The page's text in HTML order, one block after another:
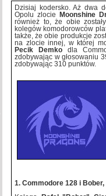
Dzisiaj kodersko. Aż dwa
Opolu zlocie
Moonshine
również to, że obie
kolegów komodorowców
także, że obie produkcje
na zlocie innej, w której
Pecik Demko dla
zdobywając w głosowaniu
zdobywając 310 punktów.
1. Commodore 128 i